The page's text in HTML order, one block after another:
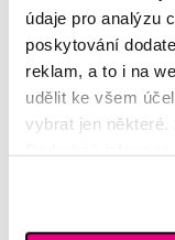
údaje pro analýzu
poskytování
reklam, a to i na
udělit ke všem
vybrat jen